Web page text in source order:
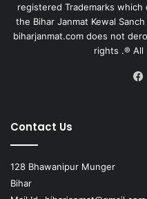
registered Trademarks
the Bihar Janmat Kewal
biharjanmat.com does not
rights .® All
Contact Us
128 Bhawanipur Munger
Bihar